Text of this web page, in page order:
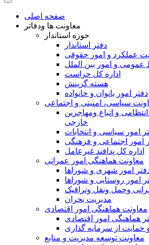
صفحه اصلی
معاونت ها ودفاتر
حوزه استاندار
دفتر استاندار
عملکرد و امور حقوقی
عمومی و امور بین الملل
اداره کل حراست
هسته گزینش
دفتر امور بانوان و خانواده
سیاسی، امنیتی و اجتماعی
و اتباع ومهاجرین
خارجی
امور سیاسی و انتخابات
امور اجتماعی و فرهنگی
اداره کل پدافند غیرعامل
معاونت هماهنگی امور عمرانی
امور شهری و شوراها
امور روستایی و شوراها
وحمل ونقل وترافيک
مدیریت بحران
معاونت هماهنگی امور اقتصادی
هماهنگی امور اقتصادی
حمایت از سرمایه گذاری
معاونت توسعه مدیریت و منابع